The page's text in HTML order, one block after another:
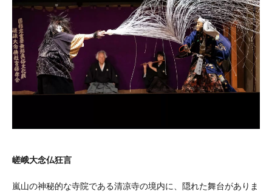
嵯峨大念仏狂言
嵐山の神秘的な寺院である清凉寺の境内に、隠れた舞台がありま